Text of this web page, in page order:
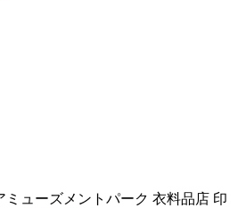
ミューズメントパーク 衣料品店 印